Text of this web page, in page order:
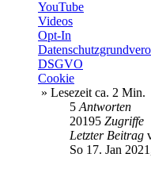
YouTube
Videos
Opt-In
DSGVO
Cookie
» Lesezeit ca. 2 Min.
5Antworten
20195 Zugriffe
Letzter Beitrag
So 17. Jan